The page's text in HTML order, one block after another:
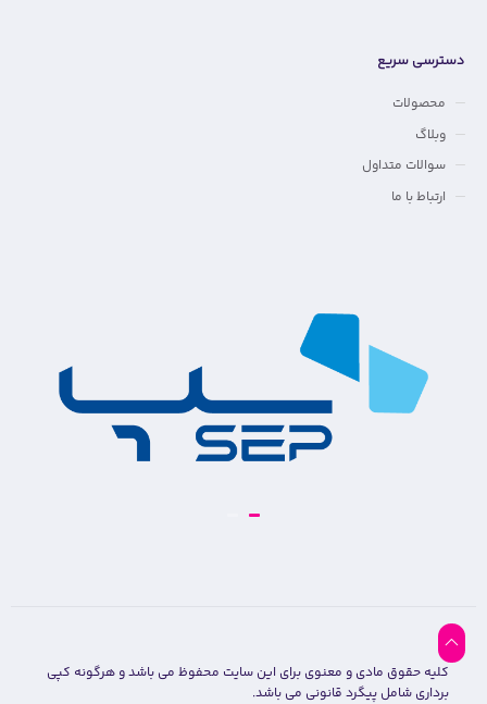
دسترسی سریع
محصولات
وبلاگ
سوالات متداول
ارتباط با ما
کلیه حقوق مادی و معنوی برای این سایت محفوظ می باشد و هرگونه کپی
برداری شامل پیگرد قانونی می باشد.